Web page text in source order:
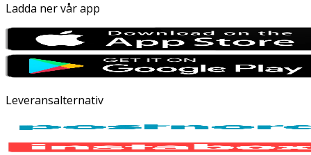
Ladda ner vår app
Leveransalternativ